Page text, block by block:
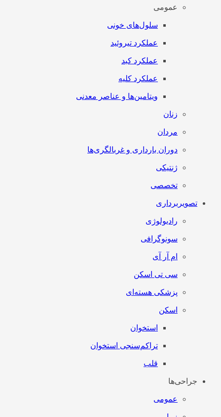
عمومی
سلول‌های خونی
عملکرد تیروئید
عملکرد کبد
عملکرد کلیه
ویتامین‌ها و عناصر معدنی
زنان
مردان
دوران بارداری و غربالگری‌ها
ژنتیکی
تخصصی
تصویربرداری
رادیولوژی
سونوگرافی
ام آر آی
سی تی اسکن
پزشکی هسته‌ای
اسکن
استخوان
تراکم‌سنجی استخوان
قلب
جراحی‌ها
عمومی